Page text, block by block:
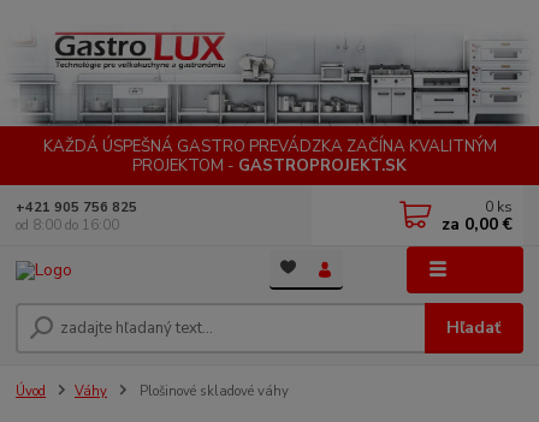
KAŽDÁ ÚSPEŠNÁ GASTRO PREVÁDZKA ZAČÍNA KVALITNÝM
PROJEKTOM - GASTROPROJEKT.SK
Hľadať
+421 905 756 825
od 8:00 do 16:00
0 ks
za 0,00 €
Úvod Váhy Plošinové skladové váhy